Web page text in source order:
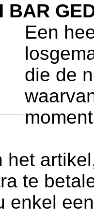
BAR
Een
die de
het
te
enkel